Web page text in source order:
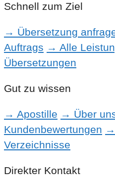
Schnell zum Ziel
→ Übersetzung
Auftrags → Alle
Übersetzungen
Gut zu wissen
→ Apostille → Über
Kundenbewertungen
Verzeichnisse
Direkter Kontakt